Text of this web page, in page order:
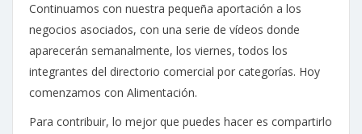
Continuamos con nuestra pequeña aportación a los
negocios asociados, con una serie de vídeos donde
aparecerán semanalmente, los viernes, todos los
integrantes del directorio comercial por categorías. Hoy
comenzamos con Alimentación.
Para contribuir, lo mejor que puedes hacer es compartirlo